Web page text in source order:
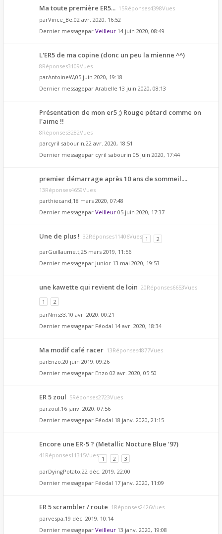
Ma toute première ER5... 15Réponses4398Vues
parVince_Be,02 avr. 2020, 16:52
Dernier messagepar Veilleur 14 juin 2020, 08:49
L'ER5 de ma copine (donc un peu la mienne ^^)
8Réponses3109Vues
parAntoineW,05 juin 2020, 19:18
Dernier messagepar Arabelle 13 juin 2020, 08:13
Présentation de mon er5 ;) Rouge pétard comme on
l'aime !!
8Réponses3282Vues
parcyril sabourin,22 avr. 2020, 18:51
Dernier messagepar cyril sabourin 05 juin 2020, 17:44
premier démarrage après 10 ans de sommeil....
13Réponses4659Vues
parthiecand,18 mars 2020, 07:48
Dernier messagepar Veilleur 05 juin 2020, 17:37
Une de plus ! 32Réponses11406Vues 1
2
parGuillaume.t,25 mars 2019, 11:56
Dernier messagepar junior 13 mai 2020, 19:53
une kawette qui revient de loin 20Réponses6653Vues
1
2
parNms33,10 avr. 2020, 00:21
Dernier messagepar Féodal 14 avr. 2020, 18:34
Ma modif café racer 13Réponses4877Vues
parEnzo,20 juin 2019, 09:26
Dernier messagepar Enzo 02 avr. 2020, 05:50
ER 5 zoul 5Réponses2723Vues
parzoul,16 janv. 2020, 07:56
Dernier messagepar Féodal 18 janv. 2020, 21:15
Encore une ER-5 ? (Metallic Nocture Blue '97)
41Réponses11315Vues 1 2
3
parDyingPotato,22 déc. 2019, 22:00
Dernier messagepar Féodal 17 janv. 2020, 11:09
ER 5 scrambler / route 1Réponses2426Vues
parvespa,19 déc. 2019, 10:14
Dernier messagepar Veilleur 13 janv. 2020, 19:08